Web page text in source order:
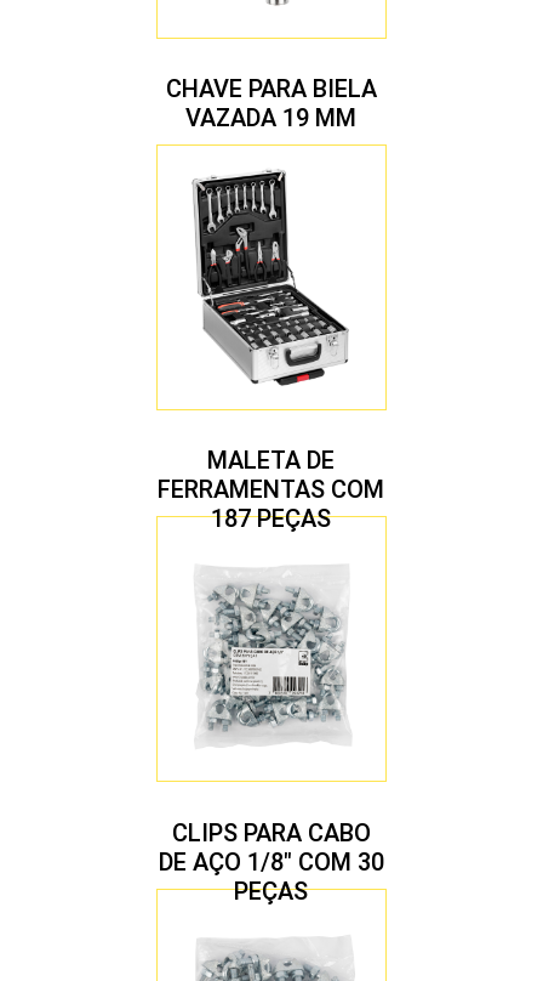
CHAVE PARA BIELA
VAZADA 19 MM
MALETA DE
FERRAMENTAS COM
187 PEÇAS
CLIPS PARA CABO
DE AÇO 1/8″ COM 30
PEÇAS